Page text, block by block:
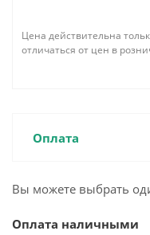
Цена действительна
отличаться от цен в
Оплата
Вы можете выбрать
Оплата наличными